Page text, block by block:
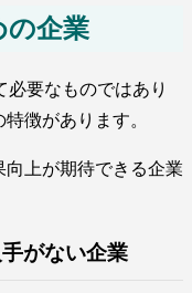
の企業
要なものではあり
徴があります。
上が期待できる企業
がない企業